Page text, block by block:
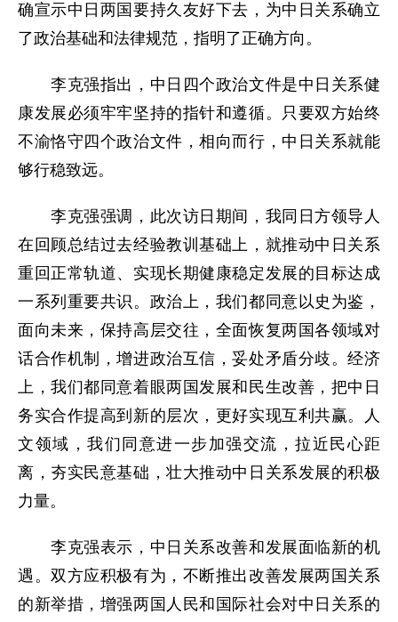
确宣示中日两国要持久友好下去，为中日关系确立
了政治基础和法律规范，指明了正确方向。
李克强指出，中日四个政治文件是中日关系健
康发展必须牢牢坚持的指针和遵循。只要双方始终
不渝恪守四个政治文件，相向而行，中日关系就能
够行稳致远。
李克强强调，此次访日期间，我同日方领导人
在回顾总结过去经验教训基础上，就推动中日关系
重回正常轨道、实现长期健康稳定发展的目标达成
一系列重要共识。政治上，我们都同意以史为鉴，
面向未来，保持高层交往，全面恢复两国各领域对
话合作机制，增进政治互信，妥处矛盾分歧。经济
上，我们都同意着眼两国发展和民生改善，把中日
务实合作提高到新的层次，更好实现互利共赢。人
文领域，我们同意进一步加强交流，拉近民心距
离，夯实民意基础，壮大推动中日关系发展的积极
力量。
李克强表示，中日关系改善和发展面临新的机
遇。双方应积极有为，不断推出改善发展两国关系
的新举措，增强两国人民和国际社会对中日关系的